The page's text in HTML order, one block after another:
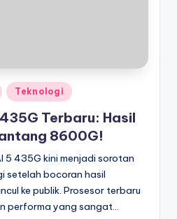
Teknologi
Terbaru: Hasil
8600G!
5 435G kini menjadi sorotan
setelah bocoran hasil
ke publik. Prosesor terbaru
performa yang sangat…